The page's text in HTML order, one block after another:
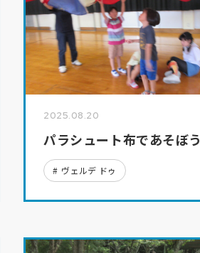
2025.08.20
パラシュート布であそぼう
ヴェルデ ドゥ